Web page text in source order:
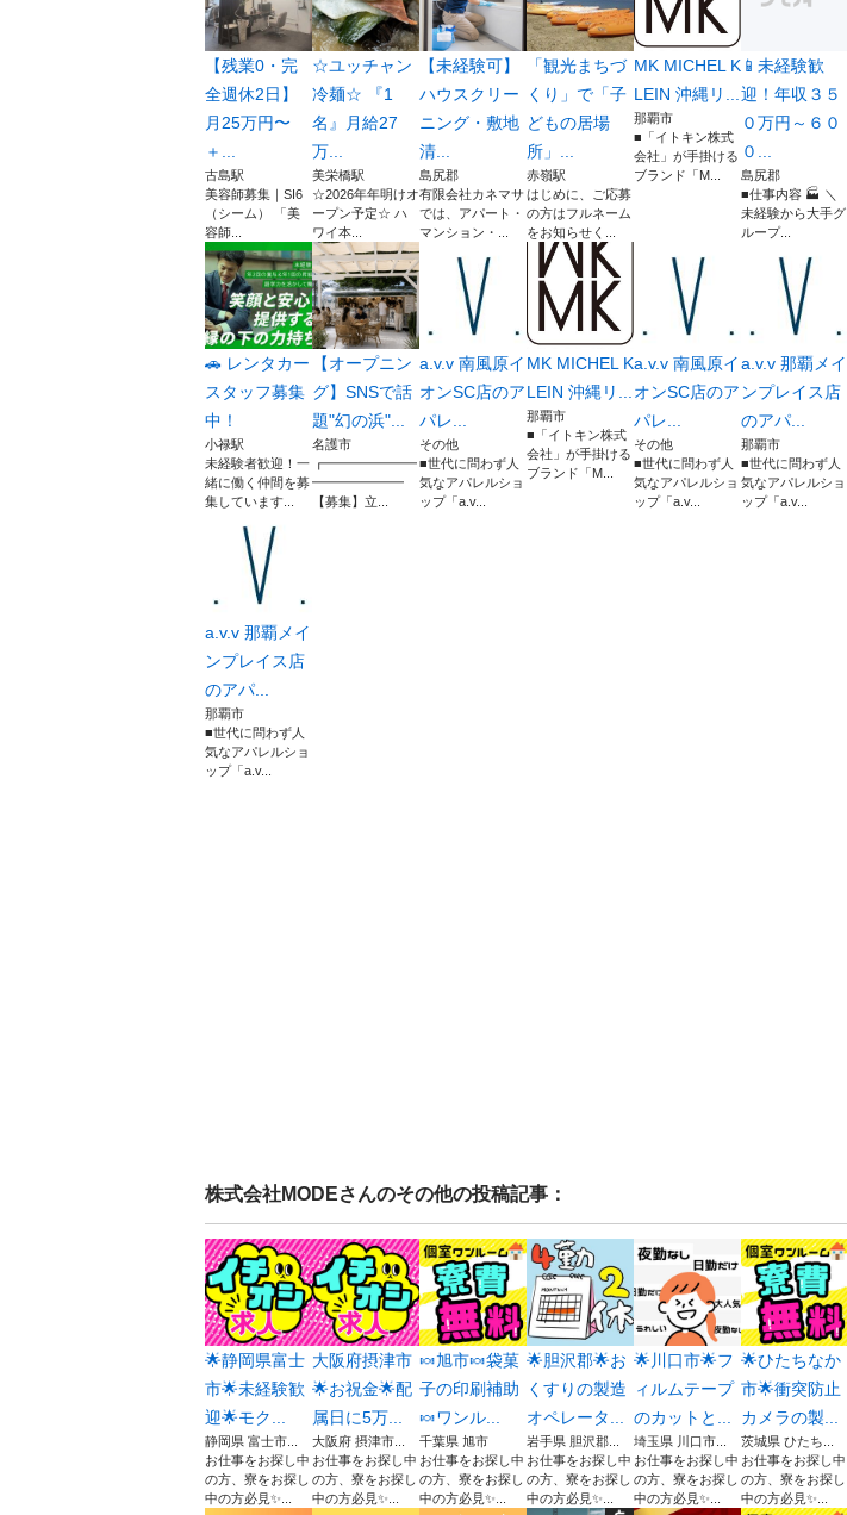
【残業0・完
全週休2日】
月25万円〜
＋...
古島駅
美容師募集｜SI6
（シーム） 「美
容師...
☆ユッチャン
冷麺☆ 『1
名』月給27
万...
美栄橋駅
☆2026年年明けオ
ープン予定☆ ハ
ワイ本...
【未経験可】
ハウスクリー
ニング・敷地
清...
島尻郡
有限会社カネマサ
では、アパート・
マンション・...
「観光まちづ
くり」で「子
どもの居場
所」...
赤嶺駅
はじめに、ご応募
の方はフルネーム
をお知らせく...
MK MICHEL K
LEIN 沖縄リ...
那覇市
■「イトキン株式
会社」が手掛ける
ブランド「M...
📱未経験歓
迎！年収３５
０万円～６０
０...
島尻郡
■仕事内容 🏭 ＼
未経験から大手グ
ループ...
🚗 レンタカー
スタッフ募集
中！
小禄駅
未経験者歓迎！一
緒に働く仲間を募
集しています...
【オープニン
グ】SNSで話
題"幻の浜"...
名護市
┏━━━━━━━
━━━━━━━
【募集】立...
a.v.v 南風原イ
オンSC店のア
パレ...
その他
■世代に問わず人
気なアパレルショ
ップ「a.v...
MK MICHEL K
LEIN 沖縄リ...
那覇市
■「イトキン株式
会社」が手掛ける
ブランド「M...
a.v.v 南風原イ
オンSC店のア
パレ...
その他
■世代に問わず人
気なアパレルショ
ップ「a.v...
a.v.v 那覇メイ
ンプレイス店
のアパ...
那覇市
■世代に問わず人
気なアパレルショ
ップ「a.v...
a.v.v 那覇メイ
ンプレイス店
のアパ...
那覇市
■世代に問わず人
気なアパレルショ
ップ「a.v...
株式会社MODEさんのその他の投稿記事：
🌟静岡県富士
市🌟未経験歓
迎🌟モク...
静岡県 富士市...
お仕事をお探し中
の方、寮をお探し
中の方必見✨...
大阪府摂津市
🌟お祝金🌟配
属日に5万...
大阪府 摂津市...
お仕事をお探し中
の方、寮をお探し
中の方必見✨...
🍬旭市🍬袋菓
子の印刷補助
🍬ワンル...
千葉県 旭市
お仕事をお探し中
の方、寮をお探し
中の方必見✨...
🌟胆沢郡🌟お
くすりの製造
オペレータ...
岩手県 胆沢郡...
お仕事をお探し中
の方、寮をお探し
中の方必見✨...
🌟川口市🌟フ
ィルムテープ
のカットと...
埼玉県 川口市...
お仕事をお探し中
の方、寮をお探し
中の方必見✨...
🌟ひたちなか
市🌟衝突防止
カメラの製...
茨城県 ひたち...
お仕事をお探し中
の方、寮をお探し
中の方必見✨...